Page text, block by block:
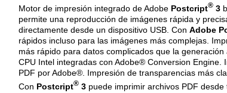
Motor de impresión integrado de Adobe Postcript®3
permite una reproducción de imágenes rápida y
directamente desde un dispositivo USB. Con Adobe
rápidos incluso para las imágenes más complejas.
más rápido para datos complicados que la
CPU Intel integradas con Adobe® Conversion
PDF por Adobe®. Impresión de transparencias más
Con Postcript®3puede imprimir archivos PDF desde